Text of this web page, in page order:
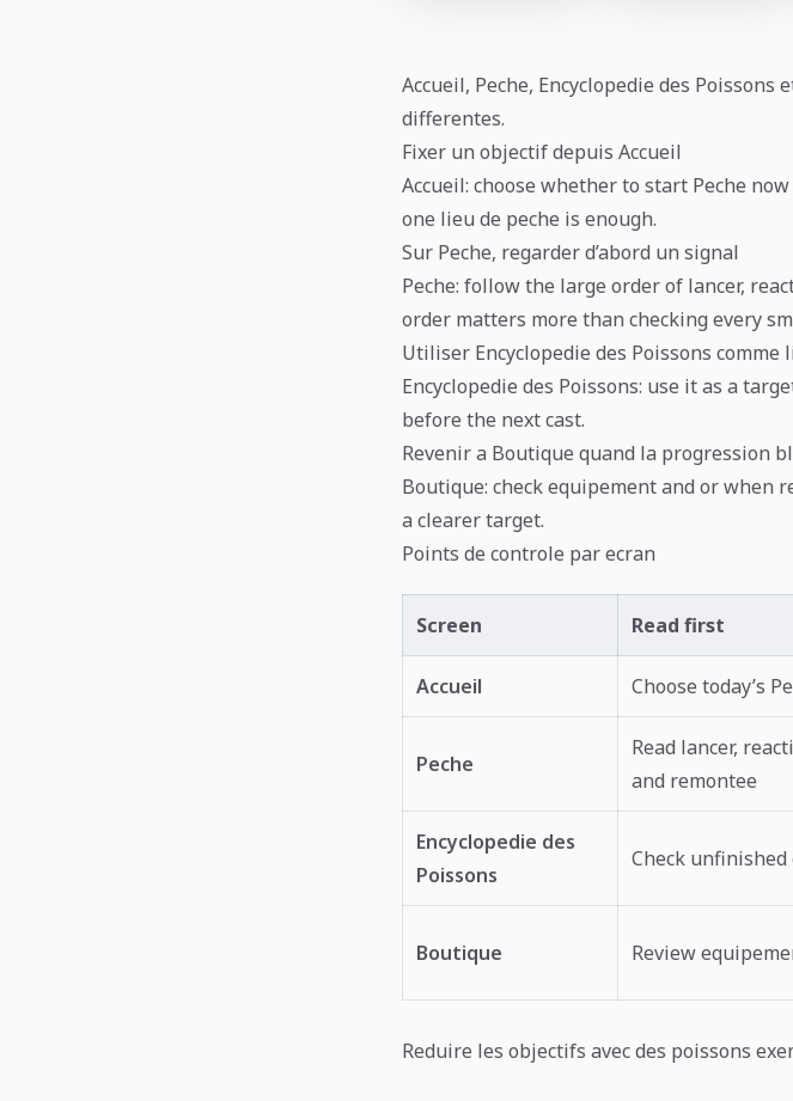
Accueil, Peche, Encyclopedie des
differentes.
Fixer un objectif depuis Accueil
Accueil: choose whether to start Peche
one lieu de peche is enough.
Sur Peche, regarder d’abord un signal
Peche: follow the large order of lancer,
order matters more than checking every
Utiliser Encyclopedie des Poissons comme
Encyclopedie des Poissons: use it as a
before the next cast.
Revenir a Boutique quand la progression
Boutique: check equipement and or
a clearer target.
Points de controle par ecran
Screen Read first
Accueil Choose today’s
Peche
Read lancer,
and remontee
Encyclopedie des
Poissons
Check
Boutique Review
Reduire les objectifs avec des poissons